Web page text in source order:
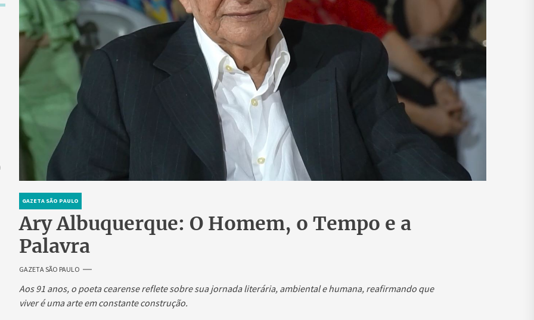
GAZETA SÃO PAULO
Ary Albuquerque: O Homem, o Tempo e a
Palavra
GAZETA SÃO PAULO
Aos 91 anos, o poeta cearense reflete sobre sua jornada literária, ambiental e humana, reafirmando que
viver é uma arte em constante construção.